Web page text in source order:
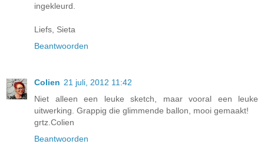
ingekleurd.
Liefs, Sieta
Beantwoorden
Colien 21 juli, 2012 11:42
Niet alleen een leuke sketch, maar vooral een leuke
uitwerking. Grappig die glimmende ballon, mooi gemaakt!
grtz.Colien
Beantwoorden